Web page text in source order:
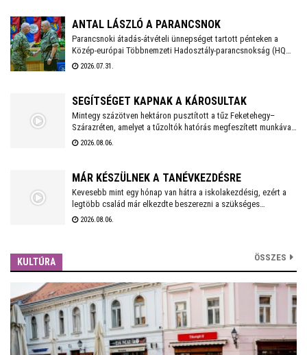
múlt fájdalmát a Romano Glaszo közreműködésével.
ANTAL LÁSZLÓ A PARANCSNOK
Parancsnoki átadás-átvételi ünnepséget tartott pénteken a
Közép-európai Többnemzeti Hadosztály-parancsnokság (HQ
MND-C) Székesfehérváron, amelynek során a szlovák Tibor
vezeti magyar parancsnok a nemzetközi katonai szervezetet.
2026.07.31.
SEGÍTSÉGET KAPNAK A KÁROSULTAK
Mintegy százötven hektáron pusztított a tűz Feketehegy–
Szárazréten, amelyet a tűzoltók hatórás megfeszített munkával
fékeztek meg. Az önkormányzat megkezdte a károsultak
2026.08.06.
MÁR KÉSZÜLNEK A TANÉVKEZDÉSRE
Kevesebb mint egy hónap van hátra a iskolakezdésig, ezért a
legtöbb család már elkezdte beszerezni a szükséges
tanszereket. A fehérvári papír-írószer üzletek már július eleje
2026.08.06.
KULTÚRA ÖSSZES